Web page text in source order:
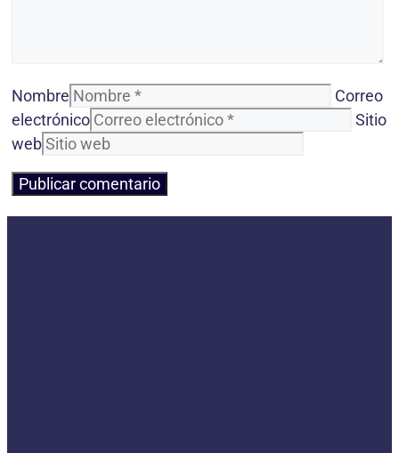
Nombre
Correo
electrónico
Sitio
web